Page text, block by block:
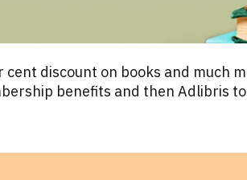
cent discount on books and much
benefits and then Adlibris